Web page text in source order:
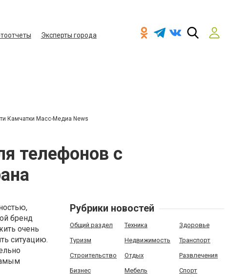
Эксперты города
Камчатки Масс-Медиа News
телефонов с
бренд
очень
ситуацию.
Рубрики новостей
Общий раздел Техника Здоровье
Туризм Недвижимость Транспорт
Строительство Отдых Развлечения
Бизнес Мебель Спорт